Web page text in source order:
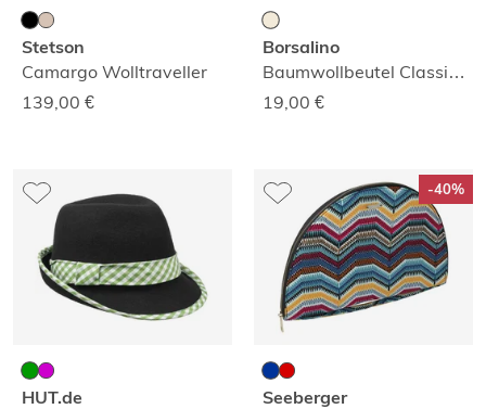
Stetson
Camargo Wolltraveller
139,00 €
Borsalino
Baumwollbeutel Classic Large
19,00 €
HUT.de
-40%
Seeberger